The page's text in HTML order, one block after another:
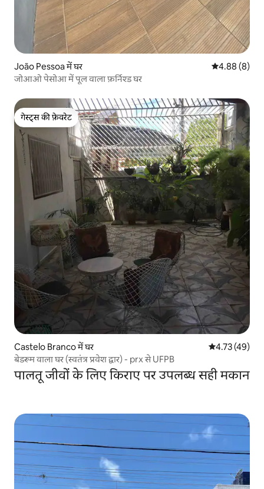
João Pessoa में घर औसत रेटिंग 5 में
4.88 (8)
जोआओ पेसोआ में पूल वाला फ़र्निश्ड घर
गेस्ट्स की फ़ेवरेट
गेस्ट्स की फ़ेवरेट
Castelo Branco में घर औसत रेटिंग 5 में
4.73 (49)
बेडरूम वाला घर (स्वतंत्र प्रवेश द्वार) - prx से UFPB
पालतू जीवों के लिए किराए पर उपलब्ध सही मकान